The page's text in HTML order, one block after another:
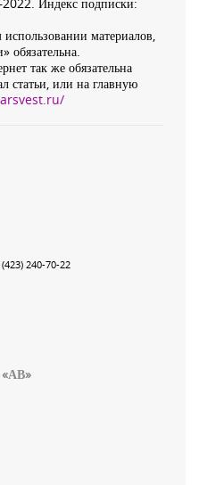
материалов,
обязательна.
так же обязательна
статьи, или на главную
240-70-22
«АВ»